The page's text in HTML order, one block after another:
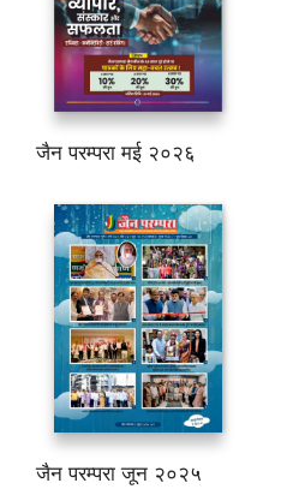
जैन परम्परा मई २०२६
जैन परम्परा जून २०२५